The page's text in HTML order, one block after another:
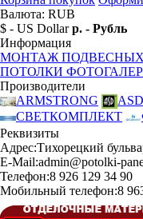
Валюта: RUB
$ - US Dollar р. - Рубль
Информация
МОНТАЖ ПОДВЕСНЫХ
ПОТОЛКИ
Производители
ARMSTRONG
ASD
СВЕТКОМПЛЕКТ
Реквизиты
Адрес:Тихорецкий
E-Mail:admin@potolki-
Телефон:8 926 129 34 90
Мобильный телефон:8